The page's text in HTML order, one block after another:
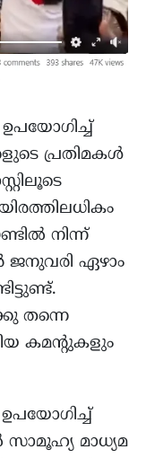
പ്രതിമകൾ
നിന്ന്
ജനുവരി ഏഴാം
തന്നെ
കമന്റുകളും
മാധ്യമ